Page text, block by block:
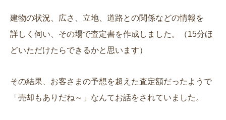
建物の状況、広さ、立地、道路との関係などの情報を
詳しく伺い、その場で査定書を作成しました。（15分ほ
どいただけたらできるかと思います）
その結果、お客さまの予想を超えた査定額だったようで
「売却もありだね～」なんてお話をされていました。